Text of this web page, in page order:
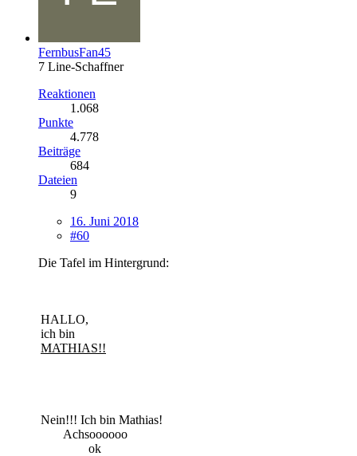
FernbusFan45
7 Line-Schaffner
Reaktionen
1.068
Punkte
4.778
Beiträge
684
Dateien
9
16. Juni 2018
#60
Die Tafel im Hintergrund:
HALLO,
ich bin
MATHIAS!!
Nein!!! Ich bin Mathias!
Achsoooooo
ok